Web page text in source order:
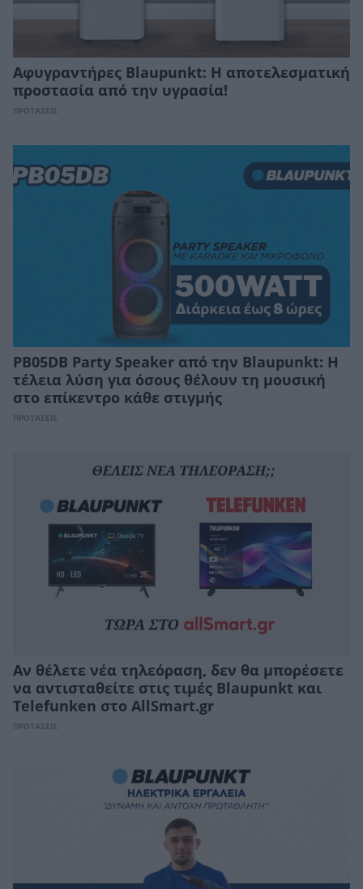
Αφυγραντήρες Blaupunkt: Η αποτελεσματική
προστασία από την υγρασία!
ΠΡΟΤΑΣΕΙΣ
PB05DB Party Speaker από την Blaupunkt: Η
τέλεια λύση για όσους θέλουν τη μουσική
στο επίκεντρο κάθε στιγμής
ΠΡΟΤΑΣΕΙΣ
Αν θέλετε νέα τηλεόραση, δεν θα μπορέσετε
να αντισταθείτε στις τιμές Blaupunkt και
Telefunken στο AllSmart.gr
ΠΡΟΤΑΣΕΙΣ